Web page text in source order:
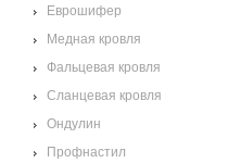
Еврошифер
Медная кровля
Фальцевая кровля
Сланцевая кровля
Ондулин
Профнастил